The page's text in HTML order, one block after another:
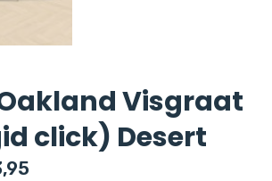
Visgraat
click) Desert